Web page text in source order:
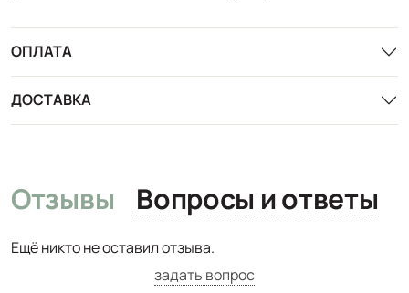
ОПЛАТА
ДОСТАВКА
Отзывы Вопросы и ответы
Ещё никто не оставил отзыва.
задать вопрос